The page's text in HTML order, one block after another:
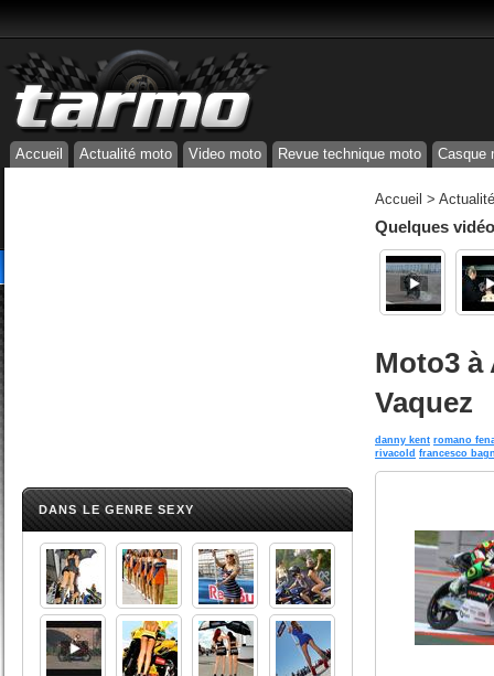
Accueil Actualité moto Video moto Revue technique moto Casque
DANS LE GENRE SEXY
Accueil >
Quelques
Moto3 à
Vaquez
danny kent romano
rivacold francesco